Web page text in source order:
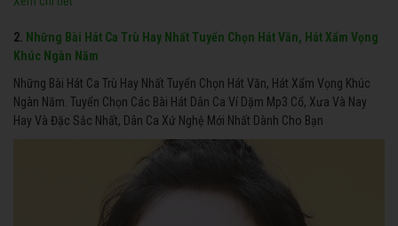
2.
Những Bài Hát Ca Trù Hay Nhất Tuyển Chọn Hát Văn, Hát Xẩm Vọng
Khúc Ngàn Năm
Những Bài Hát Ca Trù Hay Nhất Tuyển Chọn Hát Văn, Hát Xẩm Vọng Khúc
Ngàn Năm. Tuyển Chọn Các Bài Hát Dân Ca Ví Dặm Mp3 Cổ, Xưa Và Nay
Hay Và Đặc Sắc Nhất, Dân Ca Xứ Nghệ Mới Nhất Dành Cho Bạn